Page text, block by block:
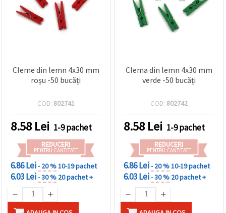
Cleme din lemn 4x30 mm
roșu -50 bucăți
COD: 802741
8.58 Lei 1-9 pachet
REDUCERI
PENTRU CANTITATE
6.86 Lei- 20 %10-19 pachet
6.03 Lei- 30 % 20 pachet +
Clema din lemn 4x30 mm
verde -50 bucăți
COD: 802742
8.58 Lei 1-9 pachet
REDUCERI
PENTRU CANTITATE
6.86 Lei- 20 %10-19 pachet
6.03 Lei- 30 % 20 pachet +